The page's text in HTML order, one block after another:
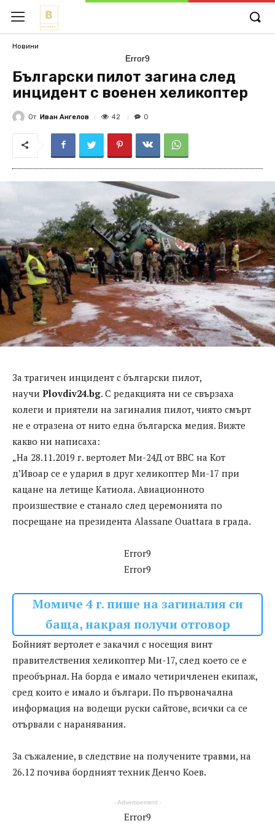
Новини
Error9
Български пилот загина след
инцидент с военен хеликоптер
От Иван Ангелов 42 0
За трагичен инцидент с български пилот,
научи Plovdiv24.bg. С редакцията ни се свързаха
колеги и приятели на загиналия пилот, чиято смърт
не е отразена от нито една българска медия. Вижте
какво ни написаха:
„На 28.11.2019 г. вертолет Ми-24Д от ВВС на Кот
д’Ивоар се е ударил в друг хеликоптер Ми-17 при
кацане на летище Катиола. Авиационното
произшествие е станало след церемонията по
посрещане на президента Alassane Ouattara в града.
Error9
Error9
Момиче 4 г. пише на загиналия си
баща, накрая получи отговор
Бойният вертолет е закачил с носещия винт
правителствения хеликоптер Ми-17, след което се е
преобърнал. На борда е имало четиричленен екипаж,
сред които е имало и българи. По първоначална
информация на водещи руски сайтове, всички са се
отървали с наранявания.
За съжаление, в следствие на получените травми, на
26.12 почива бордният техник Денчо Коев.
- Advertisement -
Error9